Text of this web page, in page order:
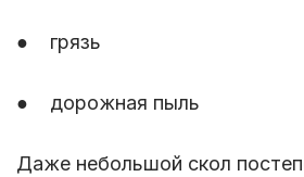
● грязь
● дорожная пыль
Даже небольшой скол